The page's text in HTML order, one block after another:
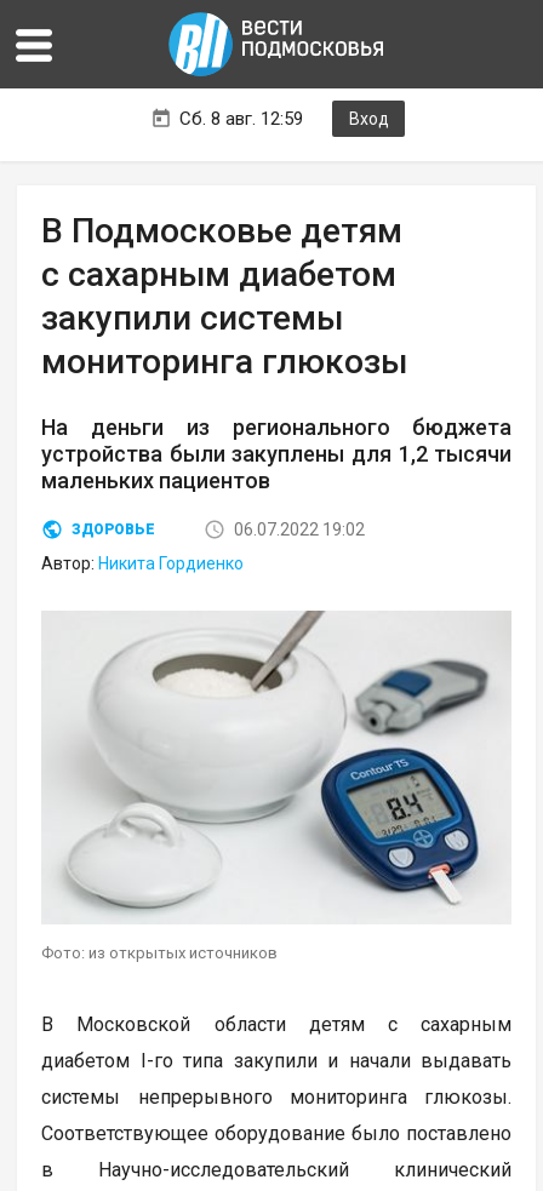
Сб. 8 авг. 12:59 Вход
В Подмосковье детям
с сахарным диабетом
закупили системы
мониторинга глюкозы
На деньги из регионального бюджета
устройства были закуплены для 1,2 тысячи
маленьких пациентов
ЗДОРОВЬЕ
06.07.2022 19:02
Автор: Никита Гордиенко
Фото: из открытых источников
В Московской области детям с сахарным
диабетом I-го типа закупили и начали выдавать
системы непрерывного мониторинга глюкозы.
Соответствующее оборудование было поставлено
в Научно-исследовательский клинический